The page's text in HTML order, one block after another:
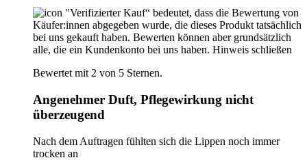
"Verifizierter Kauf“ bedeutet, dass die Bewertung von
Käufer:innen abgegeben wurde, die dieses Produkt tatsächlich
bei uns gekauft haben. Bewerten können aber grundsätzlich
alle, die ein Kundenkonto bei uns haben. Hinweis schließen
Bewertet mit 2 von 5 Sternen.
Angenehmer Duft, Pflegewirkung nicht
überzeugend
Nach dem Auftragen fühlten sich die Lippen noch immer
trocken an